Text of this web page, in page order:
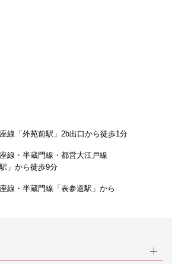
線「外苑前駅」2b出口から徒歩1分
線・半蔵門線・都営大江戸線
」から徒歩9分
線・半蔵門線「表参道駅」から